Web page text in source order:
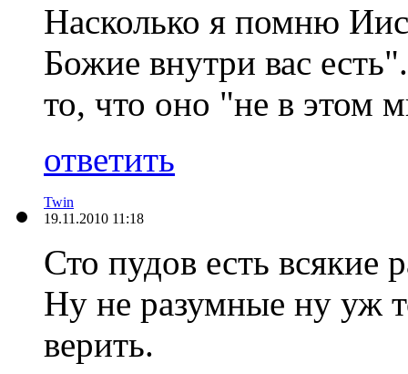
Насколько я помню
Божие внутри вас
то, что оно "не в этом
ответить
Twin
19.11.2010 11:18
Сто пудов есть всякие
Ну не разумные ну уж
верить.